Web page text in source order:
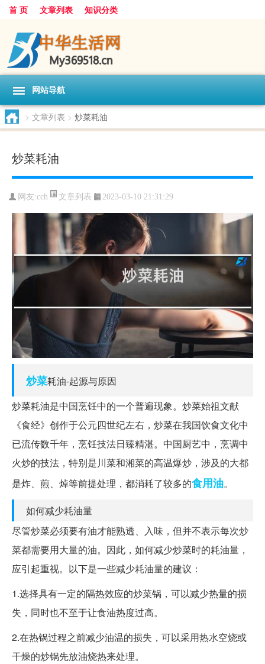
首 页 文章列表 知识分类
网站导航
> 文章列表 > 炒菜耗油
炒菜耗油
网友:cch 文章列表 2023-03-10 21:31:29
炒菜耗油-起源与原因
炒菜耗油是中国烹饪中的一个普遍现象。炒菜始祖文献
《食经》创作于公元四世纪左右，炒菜在我国饮食文化中
已流传数千年，烹饪技法日臻精湛。中国厨艺中，烹调中
火炒的技法，特别是川菜和湘菜的高温爆炒，涉及的大都
是炸、煎、焯等前提处理，都消耗了较多的食用油。
如何减少耗油量
尽管炒菜必须要有油才能熟透、入味，但并不表示每次炒
菜都需要用大量的油。因此，如何减少炒菜时的耗油量，
应引起重视。以下是一些减少耗油量的建议：
1.选择具有一定的隔热效应的炒菜锅，可以减少热量的损
失，同时也不至于让食油热度过高。
2.在热锅过程之前减少油温的损失，可以采用热水空烧或
干燥的炒锅先放油烧热来处理。